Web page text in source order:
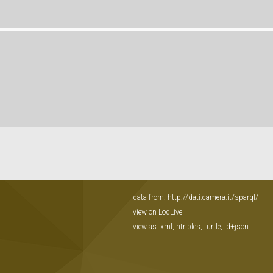
data from: http://dati.camera.it/sparql/
view on LodLive
view as: xml , ntriples, turtle, ld+json